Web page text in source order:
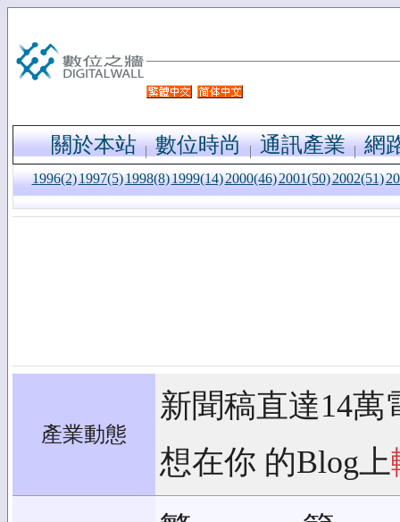
關於本站 數位時尚 通訊產業 網
1996(2)1997(5)1998(8)1999(14)2000(46)2001(50)2002(51)
產業動態
新聞稿直達14萬
想在你 的Blog上